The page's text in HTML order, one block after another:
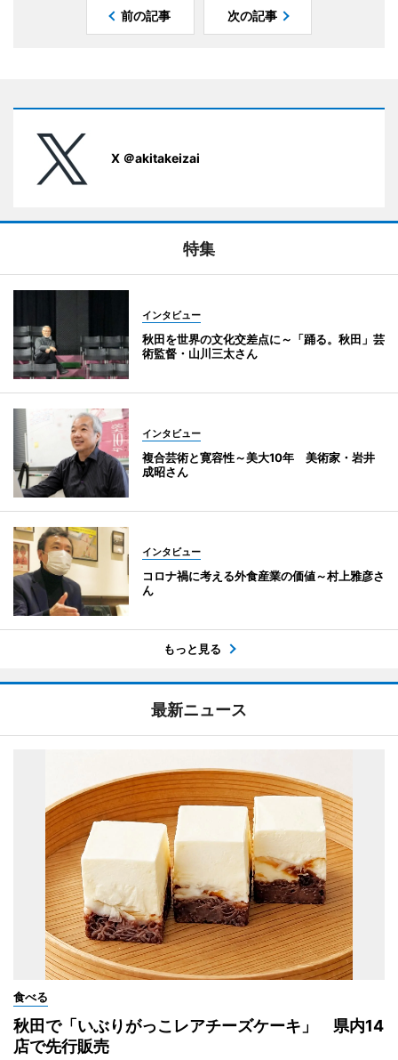
前の記事 次の記事
X ＠akitakeizai
特集
インタビュー
秋田を世界の文化交差点に～「踊る。秋田」芸
術監督・山川三太さん
インタビュー
複合芸術と寛容性～美大10年 美術家・岩井
成昭さん
インタビュー
コロナ禍に考える外食産業の価値～村上雅彦さ
ん
もっと見る
最新ニュース
食べる
秋田で「いぶりがっこレアチーズケーキ」 県内14
店で先行販売